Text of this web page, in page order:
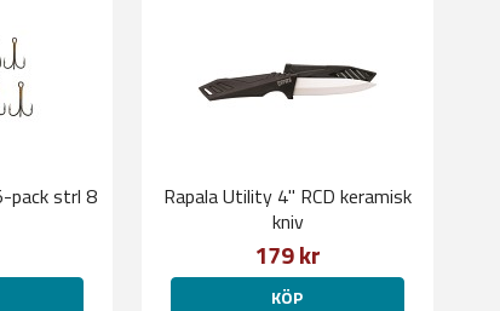
pack strl 8
Rapala Utility 4" RCD keramisk
kniv
179 kr
KÖP